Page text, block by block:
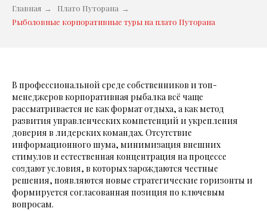
Главная → Плато Путорана →
Рыболовные корпоративные туры на плато Путорана
В профессиональной среде собственников и топ-
менеджеров корпоративная рыбалка всё чаще
рассматривается не как формат отдыха, а как метод
развития управленческих компетенций и укрепления
доверия в лидерских командах. Отсутствие
информационного шума, минимизация внешних
стимулов и естественная концентрация на процессе
создают условия, в которых зарождаются честные
решения, появляются новые стратегические горизонты и
формируется согласованная позиция по ключевым
вопросам.